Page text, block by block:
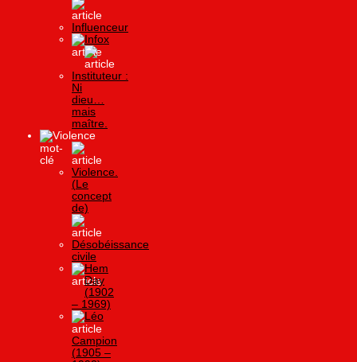
Influenceur
Infox
Instituteur :
Ni
dieu…
mais
maître.
Violence
Violence.
(Le
concept
de)
Désobéissance
civile
Hem
Day
(1902
– 1969)
Léo
Campion
(1905 –